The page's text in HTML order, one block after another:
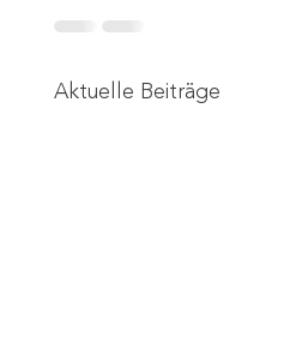
Aktuelle Beiträge